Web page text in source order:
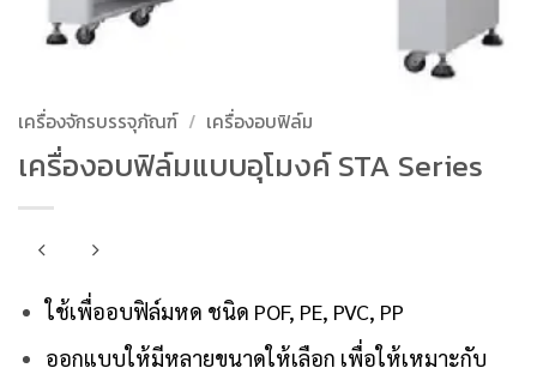
เครื่องจักรบรรจุภัณฑ์ / เครื่องอบฟิล์ม
เครื่องอบฟิล์มแบบอุโมงค์ STA Series
ใช้เพื่ออบฟิล์มหด ชนิด POF, PE, PVC, PP
ออกแบบให้มีหลายขนาดให้เลือก เพื่อให้เหมาะกับ